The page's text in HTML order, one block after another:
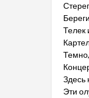
Телек
Здесь
Эти